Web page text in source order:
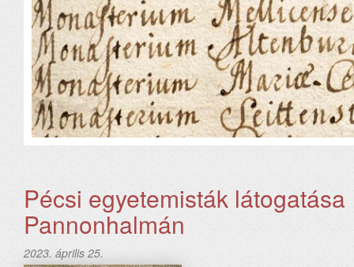
Pécsi egyetemisták látogatása
Pannonhalmán
2023. április 25.